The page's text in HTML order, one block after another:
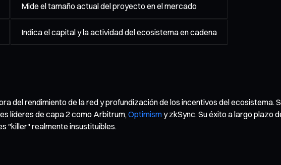
Mide el tamaño actual del proyecto en el mercado
Indica el capital y la actividad del ecosistema en cadena
del rendimiento de la red y profundización de los incentivos del ecosistema.
líderes de capa 2 como Arbitrum, Optimismy zkSync. Su éxito a largo plazo
"killer" realmente insustituibles.